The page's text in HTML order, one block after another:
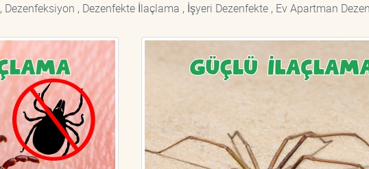
, Dezenfekte İlaçlama , İşyeri Dezenfekte , Ev Apartman